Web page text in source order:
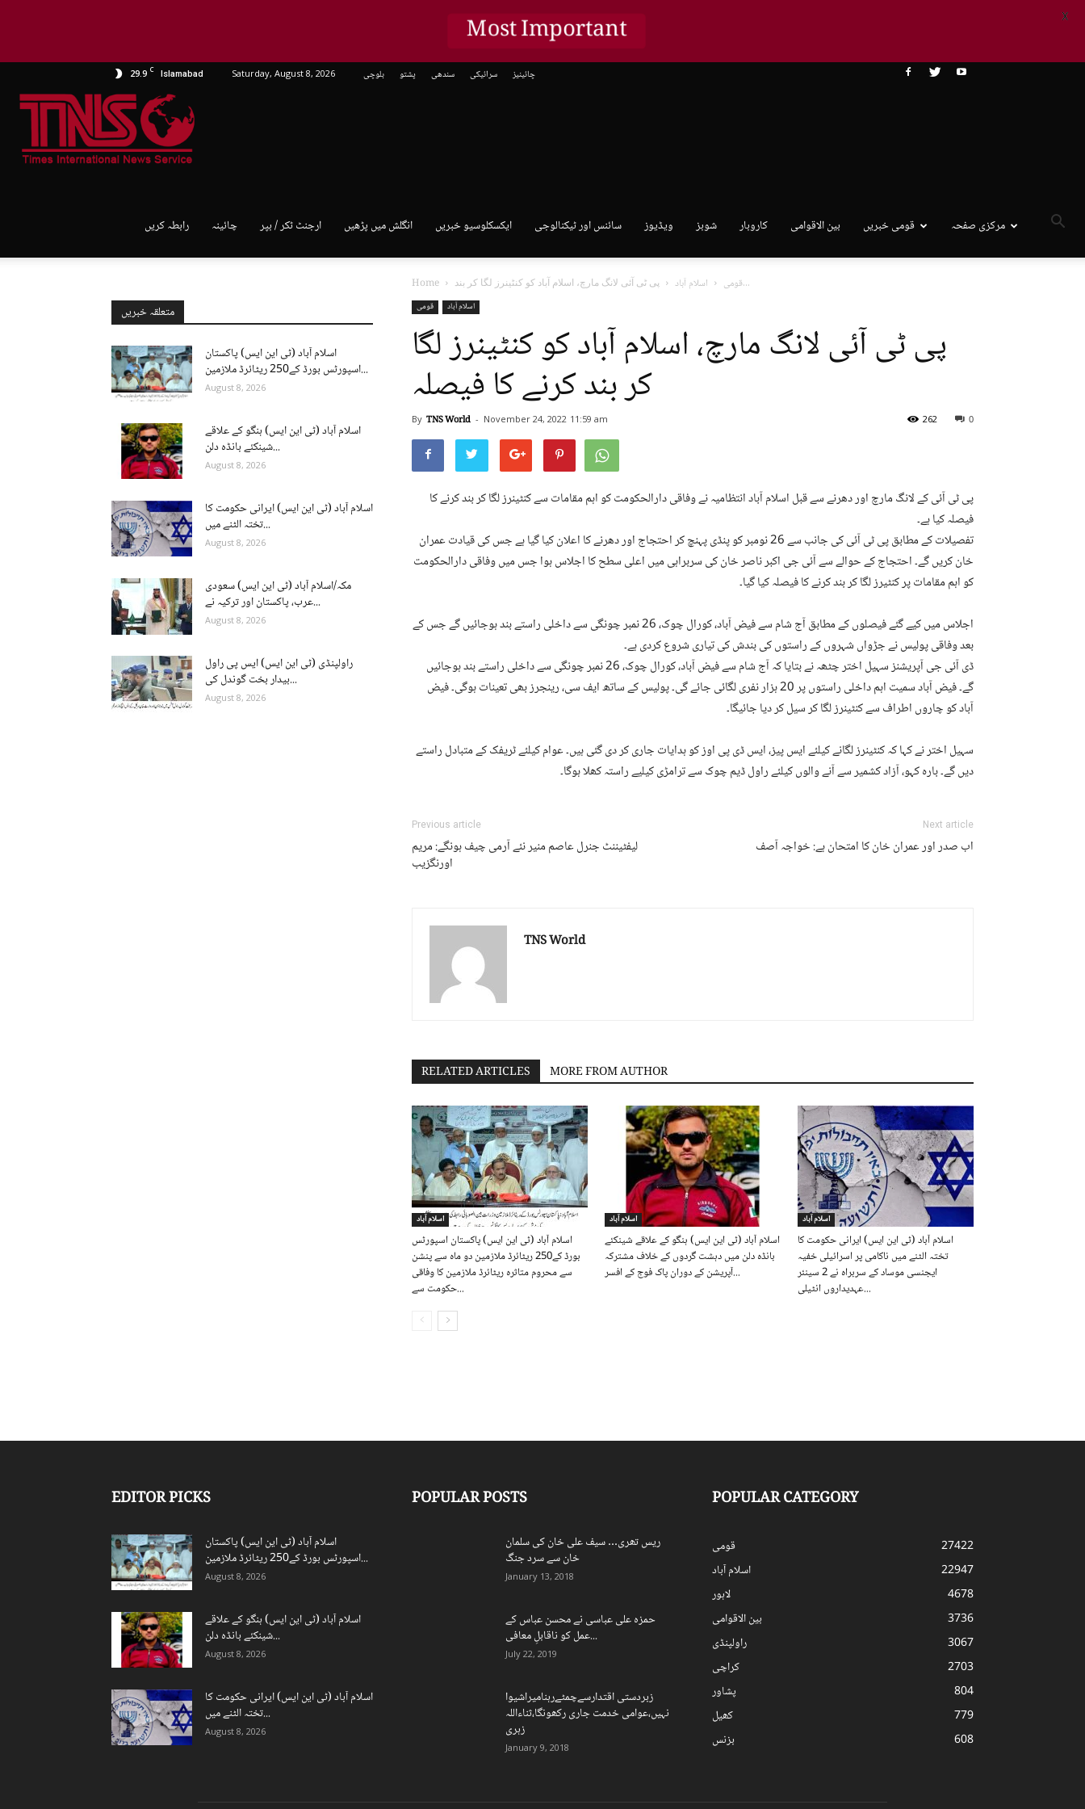
29.9 C Islamabad Saturday, August 8, 2026 بلوچی پشتو سندھی سرائیکی چائینیز
رابطہ کریں چائینہ ارجنٹ ٹکر / بپر انگلش میں پڑھیں ایکسکلوسیو خبریں سائنس اور ٹیکنالوجی ویڈیوز شوبز کاروبار بین الاقوامی قومی خبریں مرکزی صفحہ
Home قومی اسلام آباد
پی ٹی آئی لانگ مارچ، اسلام آباد کو کنٹینرز لگا کر بند...
قومی
اسلام آباد
پی ٹی آئی لانگ مارچ، اسلام آباد کو کنٹینرز لگا
کر بند کرنے کا فیصلہ
By TNS World - November 24, 2022 11:59 am 0
262
پی ٹی آئی کے لانگ مارچ اور دھرنے سے قبل اسلام آباد انتظامیہ نے وفاقی دارالحکومت کو اہم مقامات سے کنٹینرز لگا کر بند کرنے کا
فیصلہ کیا ہے۔
تفصیلات کے مطابق پی ٹی آئی کی جانب سے 26 نومبر کو پنڈی پہنچ کر احتجاج اور دھرنے کا اعلان کیا گیا ہے جس کی قیادت عمران
خان کریں گے۔ احتجاج کے حوالے سے آئی جی اکبر ناصر خان کی سربراہی میں اعلی سطح کا اجلاس ہوا جس میں وفاقی دارالحکومت
کو اہم مقامات پر کنٹیرز لگا کر بند کرنے کا فیصلہ کیا گیا۔
اجلاس میں کیے گئے فیصلوں کے مطابق آج شام سے فیض آباد، کورال چوک، 26 نمبر چونگی سے داخلی راستے بند ہوجائیں گے جس کے
بعد وفاقی پولیس نے جڑواں شہروں کے راستوں کی بندش کی تیاری شروع کردی ہے۔
ڈی آئی جی آپریشنز سہیل اختر چٹھہ نے بتایا کہ آج شام سے فیض آباد، کورال چوک، 26 نمبر چونگی سے داخلی راستے بند ہوجائیں
گے۔ فیض آباد سمیت اہم داخلی راستوں پر 20 ہزار نفری لگائی جائے گی۔ پولیس کے ساتھ ایف سی، رینجرز بھی تعینات ہوگی۔ فیض
آباد کو چاروں اطراف سے کنٹینرز لگا کر سیل کر دیا جائیگا۔
سہیل اختر نے کہا کہ کنٹینرز لگانے کیلئے ایس پیز، ایس ڈی پی اوز کو ہدایات جاری کر دی گئی ہیں۔ عوام کیلئے ٹریفک کے متبادل راستے
دیں گے۔ بارہ کہو، آزاد کشمیر سے آنے والوں کیلئے راول ڈیم چوک سے ترامڑی کیلیے راستہ کھلا ہوگا۔
Previous article
لیفٹیننٹ جنرل عاصم منیر نئے آرمی چیف ہونگے: مریم
اورنگزیب
Next article
اب صدر اور عمران خان کا امتحان ہے: خواجہ آصف
TNS World
RELATED ARTICLES MORE FROM AUTHOR
اسلام آباد
اسلام آباد (ٹی این ایس) پاکستان اسپورٹس
بورڈ کے250 ریٹائرڈ ملازمین دو ماہ سے پنشن
سے محروم متاثرہ ریٹائرڈ ملازمین کا وفاقی
حکومت سے...
اسلام آباد
اسلام آباد (ٹی این ایس) ہنگو کے علاقے شینکئے
بانڈہ دلن میں دہشت گردوں کے خلاف مشترکہ
آپریشن کے دوران پاک فوج کے افسر...
اسلام آباد
اسلام آباد (ٹی این ایس) ایرانی حکومت کا
تختہ الٹنے میں ناکامی پر اسرائیلی خفیہ
ایجنسی موساد کے سربراہ نے 2 سینئر
عہدیداروں انٹیلی...
متعلقہ خبریں
اسلام آباد (ٹی این ایس) پاکستان
اسپورٹس بورڈ کے250 ریٹائرڈ ملازمین...
August 8, 2026
اسلام آباد (ٹی این ایس) ہنگو کے علاقے
شینکئے بانڈہ دلن...
August 8, 2026
اسلام آباد (ٹی این ایس) ایرانی حکومت کا
تختہ الٹنے میں...
August 8, 2026
مکہ/اسلام آباد (ٹی این ایس) سعودی
عرب، پاکستان اور ترکیہ نے...
August 8, 2026
راولپنڈی (ٹی این ایس) ایس پی راول
بیدار بخت گوندل کی...
August 8, 2026
EDITOR PICKS
اسلام آباد (ٹی این ایس) پاکستان
اسپورٹس بورڈ کے250 ریٹائرڈ ملازمین...
August 8, 2026
اسلام آباد (ٹی این ایس) ہنگو کے علاقے
شینکئے بانڈہ دلن...
August 8, 2026
اسلام آباد (ٹی این ایس) ایرانی حکومت کا
تختہ الٹنے میں...
August 8, 2026
POPULAR POSTS
ریس تھری… سیف علی خان کی سلمان
خان سے سرد جنگ
January 13, 2018
حمزہ علی عباسی نے محسن عباس کے
عمل کو ناقابلِ معافی...
July 22, 2019
زبردستی اقتدارسےچمٹےرہنامیراشیوا
نہیں،عوامی خدمت جاری رکھونگا،ثناءاللہ
زہری
January 9, 2018
POPULAR CATEGORY
قومی
27422
اسلام آباد
22947
لاہور
4678
بین الاقوامی
3736
راولپنڈی
3067
کراچی
2703
پشاور
804
کھیل
779
بزنس
608
Most Important X